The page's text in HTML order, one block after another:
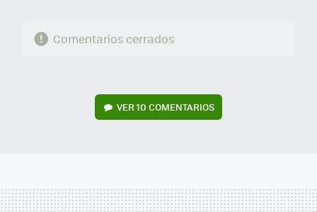
Comentarios cerrados
VER10 COMENTARIOS